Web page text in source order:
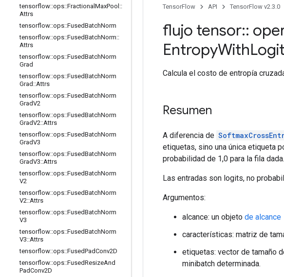
tensorflow::ops::Fractional MaxPool ::
Attrs
tensorflow::ops::FusedBatchNorm
tensorflow::ops::FusedBatchNorm::
Attrs
tensorflow::ops::FusedBatchNorm
Grad
tensorflow::ops::FusedBatchNorm
Grad ::Attrs
tensorflow::ops::FusedBatchNorm
GradV2
tensorflow::ops::FusedBatchNorm
GradV2::Attrs
tensorflow::ops::FusedBatchNorm
GradV3
tensorflow::ops::FusedBatchNorm
GradV3::Attrs
tensorflow::ops::FusedBatchNorm
V2
tensorflow::ops::FusedBatchNorm
V2::Attrs
tensorflow::ops::FusedBatchNorm
V3
tensorflow::ops::FusedBatchNorm
V3::Attrs
tensorflow::ops::FusedPadConv2D
tensorflow::ops::FusedResizeAnd
PadConv2D
TensorFlow API TensorFlow v2.3.0
flujo tensor::
EntropyWith
Calcula el costo de entropía
Resumen
A diferencia de
etiquetas, sino una única etiqueta
probabilidad de 1,0 para la fila dada.
Las entradas son logits, no
Argumentos:
alcance: un objeto de alcance
características: matriz de
etiquetas: vector de tamaño
minibatch determinada.